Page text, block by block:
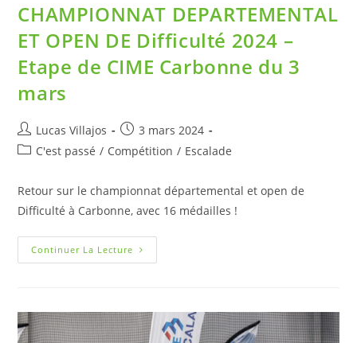
CHAMPIONNAT DEPARTEMENTAL
ET OPEN DE Difficulté 2024 –
Etape de CIME Carbonne du 3
mars
Lucas Villajos
3 mars 2024
C'est passé / Compétition / Escalade
Retour sur le championnat départemental et open de
Difficulté à Carbonne, avec 16 médailles !
Continuer La Lecture